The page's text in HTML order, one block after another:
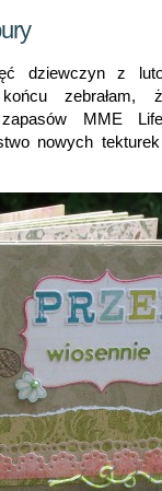
dziewczyn z
zebrałam,
zapasów MME
nowych